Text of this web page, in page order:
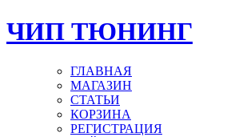
ЧИП ТЮНИНГ
ГЛАВНАЯ
МАГАЗИН
СТАТЬИ
КОРЗИНА
РЕГИСТРАЦИЯ